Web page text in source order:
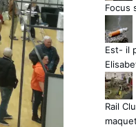
Focus
Est- il
Rail